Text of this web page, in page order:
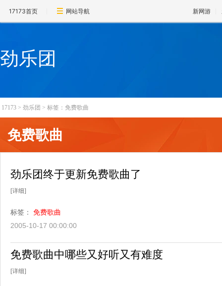
17173首页 网站导航 新网游
劲乐团
17173 > 劲乐团 > 标签：免费歌曲
免费歌曲
劲乐团终于更新免费歌曲了
[详细]
标签： 免费歌曲
2005-10-17 00:00:00
免费歌曲中哪些又好听又有难度
[详细]